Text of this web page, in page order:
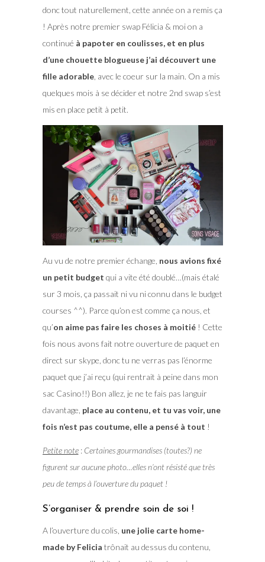
donc tout naturellement, cette année on a remis ça
! Après notre premier swap Félicia & moi on a
continué à papoter en coulisses, et en plus
d’une chouette blogueuse j’ai découvert une
fille adorable, avec le coeur sur la main. On a mis
quelques mois à se décider et notre 2nd swap s’est
mis en place petit à petit.
Au vu de notre premier échange, nous avions fixé
un petit budget qui a vite été doublé…(mais étalé
sur 3 mois, ça passait ni vu ni connu dans le budget
courses ^^). Parce qu’on est comme ça nous, et
qu’on aime pas faire les choses à moitié! Cette
fois nous avons fait notre ouverture de paquet en
direct sur skype, donc tu ne verras pas l’énorme
paquet que j’ai reçu (qui rentrait à peine dans mon
sac Casino!!) Bon allez, je ne te fais pas languir
davantage, place au contenu, et tu vas voir, une
fois n’est pas coutume, elle a pensé à tout !
Petite note: Certaines gourmandises (toutes?) ne
figurent sur aucune photo…elles n’ont résisté que très
peu de temps à l’ouverture du paquet !
S’organiser & prendre soin de soi !
A l’ouverture du colis, une jolie carte home-
made by Felicia trônait au dessus du contenu,